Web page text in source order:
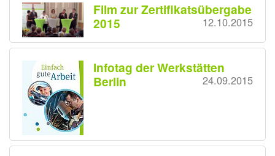
Film zur Zertifikatsübergabe
2015
12.10.2015
Infotag der Werkstätten
Berlin
24.09.2015